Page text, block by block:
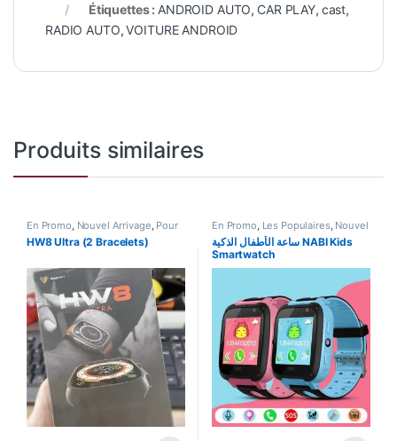
Étiquettes : ANDROID AUTO, CAR PLAY, cast,
RADIO AUTO,VOITURE ANDROID
Produits similaires
En Promo, Nouvel Arrivage, Pour
Femme, Smart Watch
HW8 Ultra (2 Bracelets)
En Promo, Les Populaires, Nouvel
Arrivage Pour Femme ,Smart
Watch
ساعة الأطفال الذكية NABI Kids
Smartwatch